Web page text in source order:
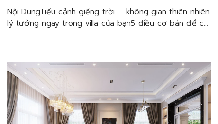
Nội DungTiểu cảnh giếng trời – không gian thiên nhiên
lý tưởng ngay trong villa của bạn5 điều cơ bản để có
tườngChú ý […]